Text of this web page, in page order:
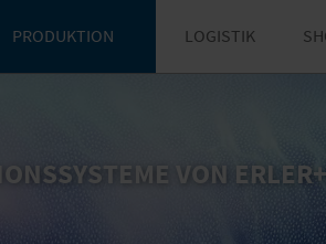
PRODUKTION LOGISTIK
VON